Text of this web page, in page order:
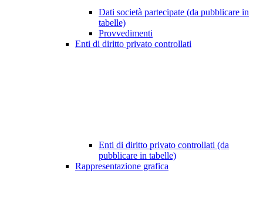
Dati società partecipate (da pubblicare in
tabelle)
Provvedimenti
Enti di diritto privato controllati
Enti di diritto privato controllati (da
pubblicare in tabelle)
Rappresentazione grafica